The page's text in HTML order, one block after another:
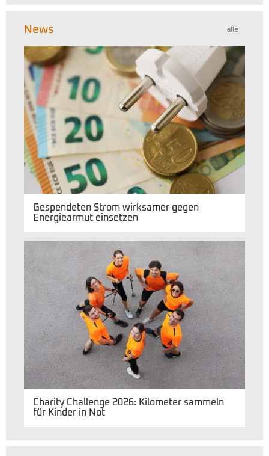
alle
News
Gespendeten Strom wirksamer gegen
Energiearmut einsetzen
Charity Challenge 2026: Kilometer sammeln
für Kinder in Not